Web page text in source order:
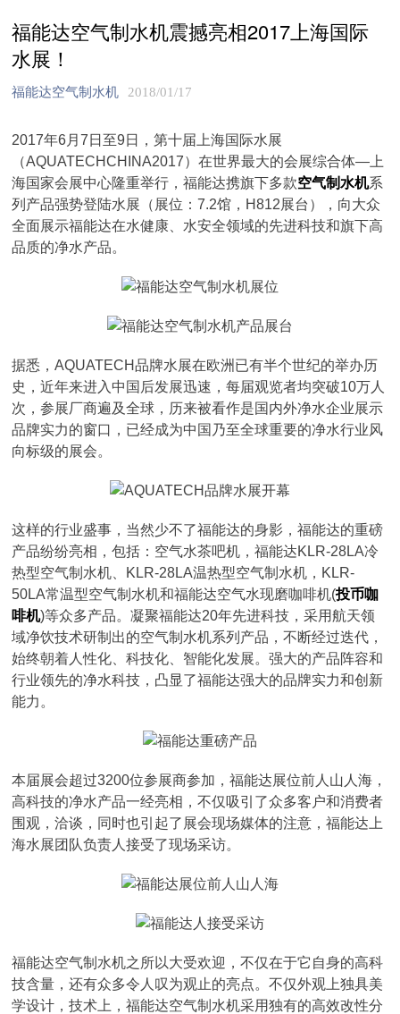
福能达空气制水机震撼亮相2017上海国际
水展！
福能达空气制水机 2018/01/17
2017年6月7日至9日，第十届上海国际水展
（AQUATECHCHINA2017）在世界最大的会展综合体—上
海国家会展中心隆重举行，福能达携旗下多款空气制水机系
列产品强势登陆水展（展位：7.2馆，H812展台），向大众
全面展示福能达在水健康、水安全领域的先进科技和旗下高
品质的净水产品。
据悉，AQUATECH品牌水展在欧洲已有半个世纪的举办历
史，近年来进入中国后发展迅速，每届观览者均突破10万人
次，参展厂商遍及全球，历来被看作是国内外净水企业展示
品牌实力的窗口，已经成为中国乃至全球重要的净水行业风
向标级的展会。
这样的行业盛事，当然少不了福能达的身影，福能达的重磅
产品纷纷亮相，包括：空气水茶吧机，福能达KLR-28LA冷
热型空气制水机、KLR-28LA温热型空气制水机，KLR-
50LA常温型空气制水机和福能达空气水现磨咖啡机(投币咖
啡机)等众多产品。凝聚福能达20年先进科技，采用航天领
域净饮技术研制出的空气制水机系列产品，不断经过迭代，
始终朝着人性化、科技化、智能化发展。强大的产品阵容和
行业领先的净水科技，凸显了福能达强大的品牌实力和创新
能力。
本届展会超过3200位参展商参加，福能达展位前人山人海，
高科技的净水产品一经亮相，不仅吸引了众多客户和消费者
围观，洽谈，同时也引起了展会现场媒体的注意，福能达上
海水展团队负责人接受了现场采访。
福能达空气制水机之所以大受欢迎，不仅在于它自身的高科
技含量，还有众多令人叹为观止的亮点。不仅外观上独具美
学设计，技术上，福能达空气制水机采用独有的高效改性分